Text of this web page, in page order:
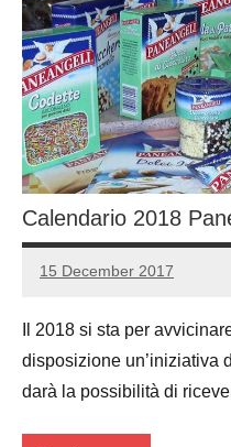
Calendario 2018
15 December 2017
Luca
1
Il 2018 si sta per
disposizione un’iniziativa
darà la possibilità di